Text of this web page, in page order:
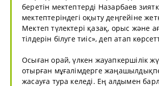
беретін мектептерді Назарбаев
мектептеріндегі оқыту деңгейіне
Мектеп түлектері қазақ, орыс және
тілдерін білуге тиіс», деп атап
Осыған орай, үлкен жауапкершілік
отырған мұғалімдерге
жасауға тура келеді. Ең алдымен